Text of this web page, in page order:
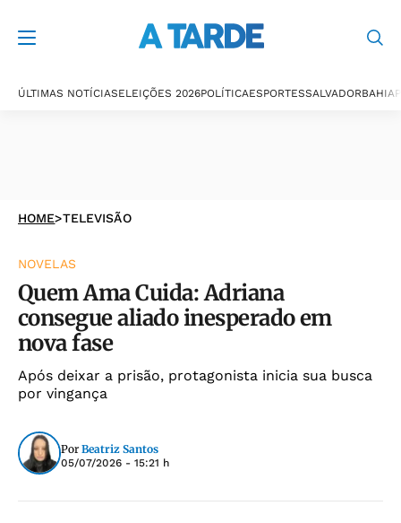
ÚLTIMAS NOTÍCIASELEIÇÕES 2026POLÍTICAESPORTESSALVADORBAHIA
HOME>TELEVISÃO
NOVELAS
Quem Ama Cuida: Adriana
consegue aliado inesperado em
nova fase
Após deixar a prisão, protagonista inicia sua busca
por vingança
Por Beatriz Santos
05/07/2026 - 15:21 h